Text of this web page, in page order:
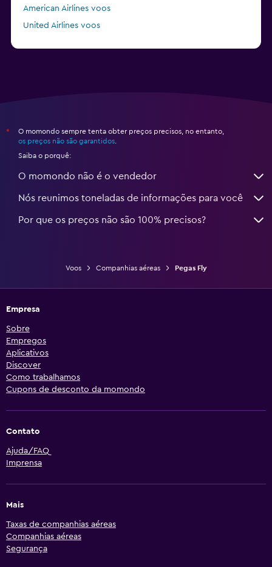
American Airlines voos
United Airlines voos
*
O momondo sempre tenta obter preços precisos, no entanto,
os preços não são garantidos
Saiba o porquê:
O momondo não é o vendedor
Nós reunimos toneladas de informações para você
Por que os preços não são 100% precisos?
Voos Companhias aéreas Pegas Fly
Empresa
Sobre
Empregos
Aplicativos
Discover
Como trabalhamos
Cupons de desconto da momondo
Contato
Ajuda/FAQ
Imprensa
Mais
Taxas de companhias aéreas
Companhias aéreas
Segurança